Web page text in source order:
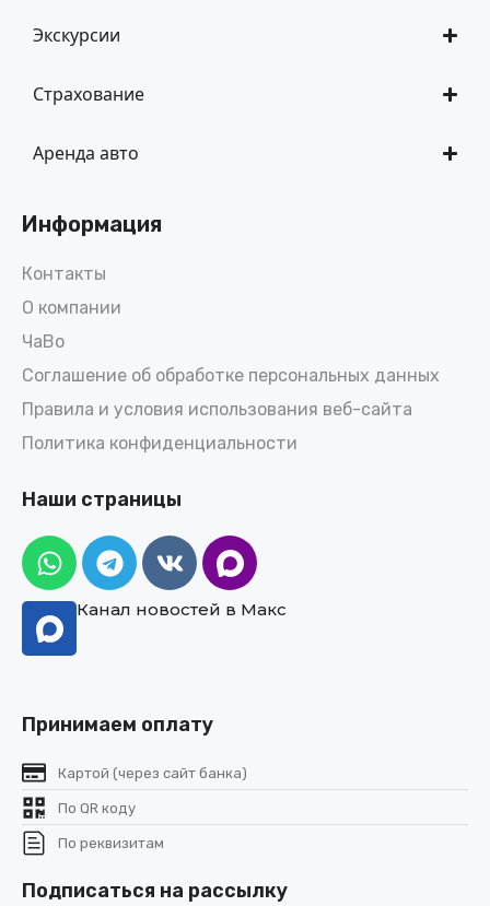
Экскурсии
Страхование
Аренда авто
Информация
Контакты
О компании
ЧаВо
Соглашение об обработке персональных данных
Правила и условия использования веб-сайта
Политика конфиденциальности
Наши страницы
Канал новостей в Макс
Принимаем оплату
Картой (через сайт банка)
По QR коду
По реквизитам
Подписаться на рассылку